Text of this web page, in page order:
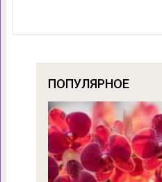
ПОПУЛЯРНОЕ